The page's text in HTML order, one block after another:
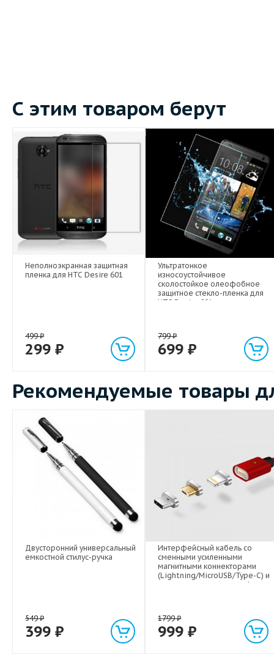
С этим товаром берут
Неполноэкранная защитная
пленка для HTC Desire 601
499₽
299 ₽
Ультратонкое
износоустойчивое
сколостойкое олеофобное
защитное стекло-пленка для
HTC Desire 601
799₽
699₽
Рекомендуемые товары
Двусторонний универсальный
емкостной стилус-ручка
549₽
399 ₽
Интерфейсный кабель со
сменными усиленными
магнитными коннекторами
(Lightning/MicroUSB/Type-C) и
световым индикатором 1м
1799₽
999₽